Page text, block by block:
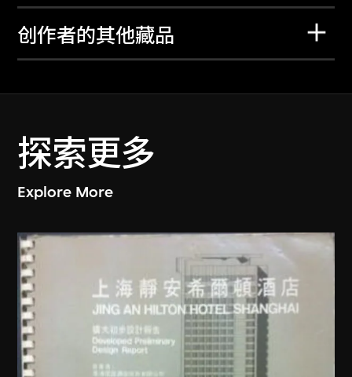
创作者的其他藏品
探索更多
Explore More